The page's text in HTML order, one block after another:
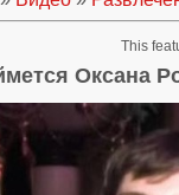
Оксана
This